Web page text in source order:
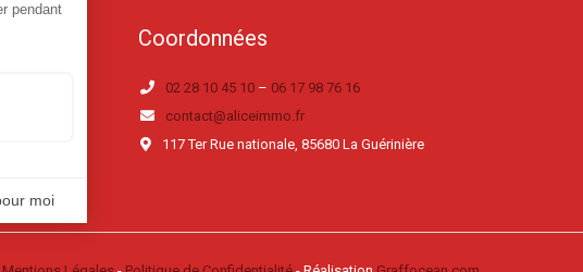
Coordonnées
02 28 10 45 10 – 06 17 98 76 16
contact@aliceimmo.fr
117 Ter Rue nationale, 85680 La Guérinière